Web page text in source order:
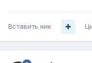
Вставить ник